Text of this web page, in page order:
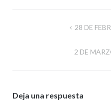
Navegación 28 DE
2 DE
Deja una respuesta